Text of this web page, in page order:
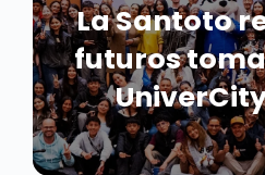
La Santoto
futuros